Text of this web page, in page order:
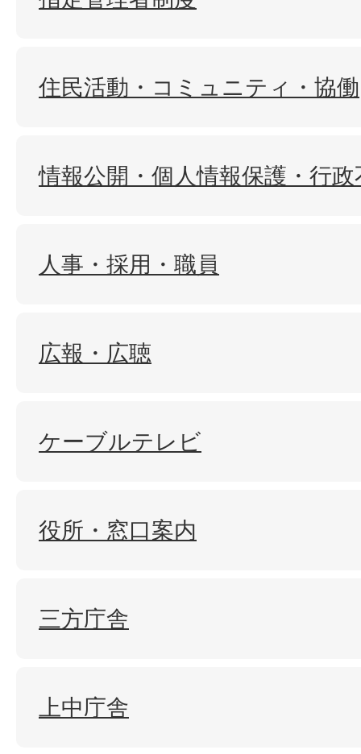
住民活動・コミュニティ・協働
情報公開・個人情報保護・行
人事・採用・職員
広報・広聴
ケーブルテレビ
役所・窓口案内
三方庁舎
上中庁舎